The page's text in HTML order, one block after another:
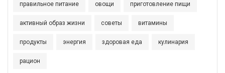
правильное питание овощи приготовление пищи
активный образ жизни советы витамины
продукты энергия здоровая еда кулинария
рацион